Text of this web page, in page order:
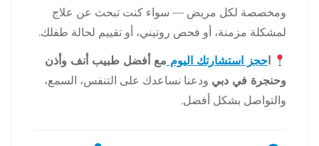
ومخصصة لكل مريض — سواء كنت تبحث عن علاج
لمشكلة مزمنة، أو فحص روتيني، أو تقييم لحالة طفلك.
احجز استشارتك اليوم مع أفضل طبيب أنف وأذن
وحنجرة في دبي ودعنا نساعدك على التنفس، السمع،
والتواصل بشكل أفضل.